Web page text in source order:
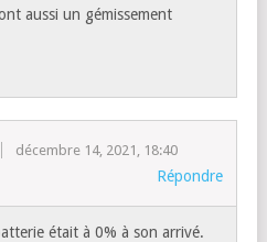
aussi un gémissement
décembre 14, 2021, 18:40
Répondre
était à 0% à son arrivé.